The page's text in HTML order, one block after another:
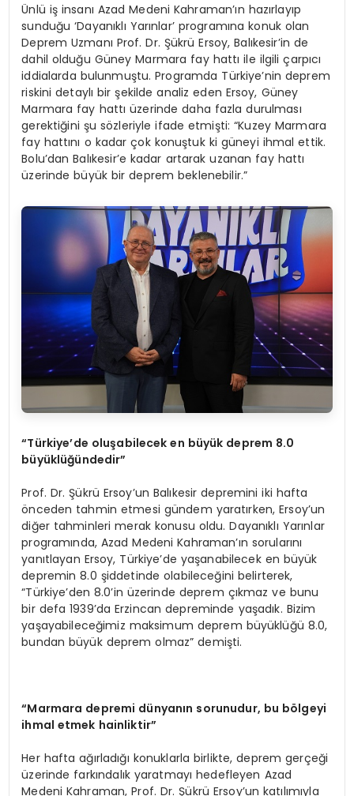
Ünlü iş insanı Azad Medeni Kahraman’ın hazırlayıp
sunduğu ‘Dayanıklı Yarınlar’ programına konuk olan
Deprem Uzmanı Prof. Dr. Şükrü Ersoy, Balıkesir’in de
dahil olduğu Güney Marmara fay hattı ile ilgili çarpıcı
iddialarda bulunmuştu. Programda Türkiye’nin deprem
riskini detaylı bir şekilde analiz eden Ersoy, Güney
Marmara fay hattı üzerinde daha fazla durulması
gerektiğini şu sözleriyle ifade etmişti: “Kuzey Marmara
fay hattını o kadar çok konuştuk ki güneyi ihmal ettik.
Bolu’dan Balıkesir’e kadar artarak uzanan fay hattı
üzerinde büyük bir deprem beklenebilir.”
“Türkiye’de oluşabilecek en büyük deprem 8.0
büyüklüğündedir”
Prof. Dr. Şükrü Ersoy’un Balıkesir depremini iki hafta
önceden tahmin etmesi gündem yaratırken, Ersoy’un
diğer tahminleri merak konusu oldu. Dayanıklı Yarınlar
programında, Azad Medeni Kahraman’ın sorularını
yanıtlayan Ersoy, Türkiye’de yaşanabilecek en büyük
depremin 8.0 şiddetinde olabileceğini belirterek,
“Türkiye’den 8.0’in üzerinde deprem çıkmaz ve bunu
bir defa 1939’da Erzincan depreminde yaşadık. Bizim
yaşayabileceğimiz maksimum deprem büyüklüğü 8.0,
bundan büyük deprem olmaz” demişti.
“Marmara depremi dünyanın sorunudur, bu bölgeyi
ihmal etmek hainliktir”
Her hafta ağırladığı konuklarla birlikte, deprem gerçeği
üzerinde farkındalık yaratmayı hedefleyen Azad
Medeni Kahraman, Prof. Dr. Şükrü Ersoy’un katılımıyla